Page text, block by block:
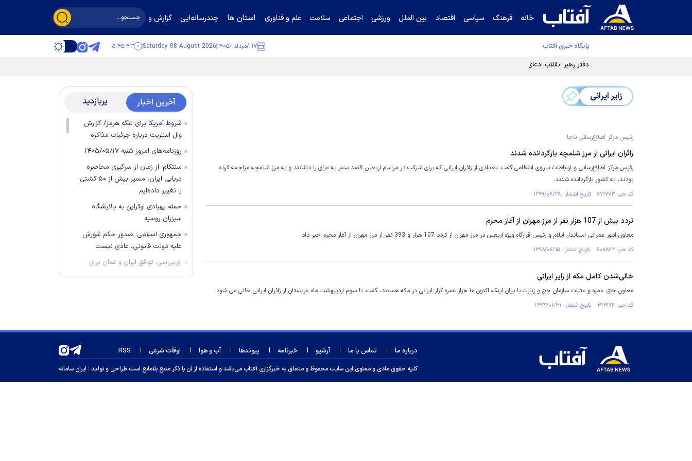
خانه فرهنگ سیاسی اقتصاد بین الملل ورزشی اجتماعی سلامت علم و فناوری استان ها چندرسانه‌ایی گزارش و گفت‌وگو
پایگاه خبری آفتاب ۱۷ /مرداد /۱۴۰۵ Saturday 08 August 2026 ۵:۴۵:۴۳
دفتر رهبر انقلاب ادعای خرازی درباره پزشکیان را تکذیب کرد
زایر ایرانی
رئیس مرکز اطلاع‌رسانی ناجا:
زائران ایرانی از مرز شلمچه بازگردانده شدند
رئیس مرکز اطلاع‌رسانی و ارتباطات نیروی انتظامی گفت: تعدادی از زائران ایرانی که برای شرکت در مراسم اربعین قصد سفر به عراق را داشتند و به مرز شلمچه مراجعه کرده
بودند، به کشور بازگردانده شدند.
کد خبر: ۶۷۱۷۷۳ تاریخ انتشار : ۱۳۹۹/۰۶/۲۸
تردد بیش از 107 هزار نفر از مرز مهران از آغاز محرم
معاون امور عمرانی استاندار ایلام و رئیس قرارگاه ویژه اربعین در مرز مهران از تردد 107 هزار و 393 نفر از مرز مهران از آغاز محرم خبر داد.
کد خبر: ۶۰۸۸۶۲ تاریخ انتشار : ۱۳۹۸/۰۶/۱۵
خالی‌شدن کامل مکه از زایر ایرانی
معاون حج، عمره و عتبات سازمان حج و زیارت با بیان اینکه اکنون ۱۰ هزار عمره گزار ایرانی در مکه هستند، گفت: تا سوم اردیبهشت ماه عربستان از زائران ایرانی خالی می شود.
کد خبر: ۲۹۲۹۷۶ تاریخ انتشار : ۱۳۹۴/۰۱/۳۱
آخرین اخبار پربازدید
شروط آمریکا برای تنگه هرمز/ گزارش
وال استریت درباره جزئیات مذاکره
روزنامه‌های امروز شنبه ۱۴۰۵/۰۵/۱۷
سنتکام: از زمان از سرگیری محاصره
دریایی ایران، مسیر بیش از ۵۰ کشتی
را تغییر داده‌ایم
حمله پهپادی اوکراین به پالایشگاه
سیزران روسیه
جمهوری اسلامی: صدور حکم شورش
علیه دولت قانونی، عادی نیست
ای‌بی‌سی: توافق ایران و عمان برای
بازگشایی تنگه هرمز ۶۰ روزه است
ایران را متوقف نکرده است
خروج یک میلیون کارگر از بازار کار/ نرخ
بیکاری ۷ درصدی واقعی نیست
رویترز: آمریکا فروش بیش از ۵۲۵۰
درباره ما تماس با ما آرشیو خبرنامه پیوندها آب و هوا اوقات شرعی RSS
کلیه حقوق مادی و معنوی این سایت محفوظ و متعلق به خبرگزاری آفتاب می‌باشد و استفاده از آن با ذکر منبع بلامانع است.طراحی و تولید : ایران سامانه